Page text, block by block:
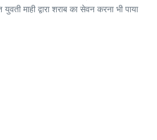
माही द्वारा शराब का सेवन करना भी पाया